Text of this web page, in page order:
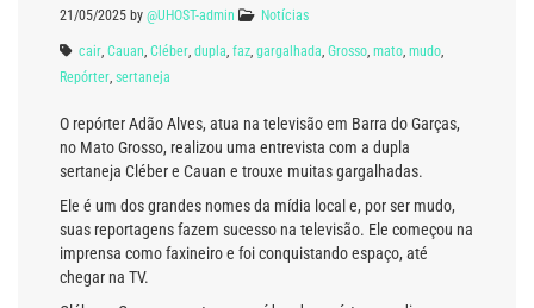
21/05/2025 by @UHOST-admin Notícias
cair Cauan Cléber dupla faz gargalhada Grosso mato mudo
Repórter sertaneja
O repórter Adão Alves, atua na televisão em Barra do Garças,
no Mato Grosso, realizou uma entrevista com a dupla
sertaneja Cléber e Cauan e trouxe muitas gargalhadas.
Ele é um dos grandes nomes da mídia local e, por ser mudo,
suas reportagens fazem sucesso na televisão. Ele começou na
imprensa como faxineiro e foi conquistando espaço, até
chegar na TV.